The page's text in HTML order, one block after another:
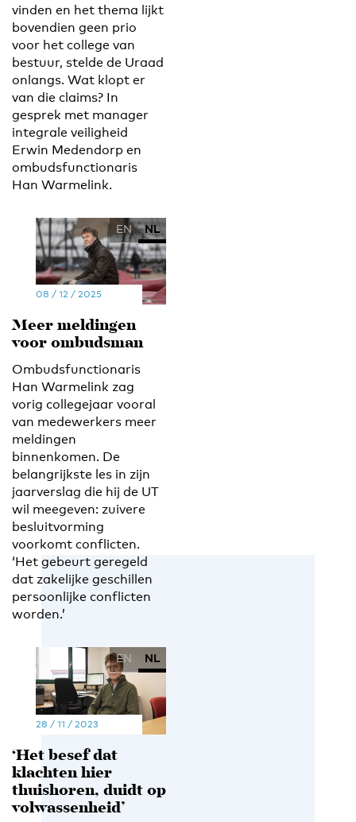
vinden en het thema lijkt
bovendien geen prio
voor het college van
bestuur, stelde de Uraad
onlangs. Wat klopt er
van die claims? In
gesprek met manager
integrale veiligheid
Erwin Medendorp en
ombudsfunctionaris
Han Warmelink.
EN NL
08 / 12 / 2025
Meer meldingen
voor ombudsman
Ombudsfunctionaris
Han Warmelink zag
vorig collegejaar vooral
van medewerkers meer
meldingen
binnenkomen. De
belangrijkste les in zijn
jaarverslag die hij de UT
wil meegeven: zuivere
besluitvorming
voorkomt conflicten.
‘Het gebeurt geregeld
dat zakelijke geschillen
persoonlijke conflicten
worden.’
EN NL
28 / 11 / 2023
‘Het besef dat
klachten hier
thuishoren, duidt op
volwassenheid’